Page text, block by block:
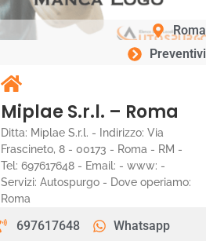
Roma
Preventivi
Miplae S.r.l. – Roma
Ditta: Miplae S.r.l. - Indirizzo: Via
Frascineto, 8 - 00173 - Roma - RM -
Tel: 697617648 - Email: - www: -
Servizi: Autospurgo - Dove operiamo:
Roma
697617648 Whatsapp